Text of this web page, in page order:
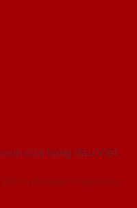
cửa hàng đầu Việt
vị chủ quản SaigonDoor